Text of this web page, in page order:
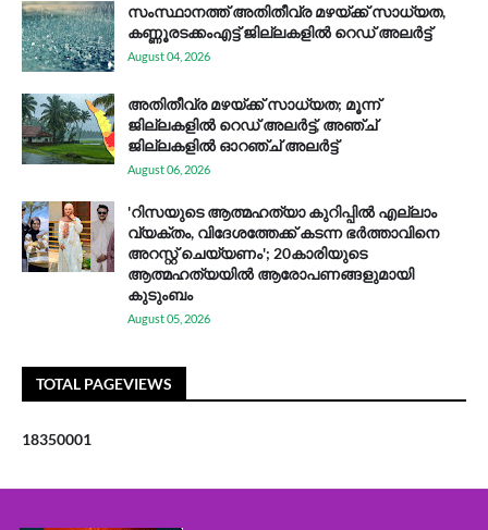
സം​സ്ഥാ​ന​ത്ത് അ​തി​തീ​വ്ര മ​ഴ​യ്ക്ക് സാ​ധ്യ​ത,
കണ്ണൂരടക്കംഎ​ട്ട് ജി​ല്ല​ക​ളി​ൽ റെ​ഡ് അ​ലർ​ട്ട്
August 04, 2026
അതിതീവ്ര മഴയ്ക്ക് സാധ്യത; മൂന്ന്
ജില്ലകളിൽ റെഡ് അലർട്ട്, അഞ്ച്
ജില്ലകളിൽ ഓറഞ്ച് അലർട്ട്
August 06, 2026
'റിസയുടെ ആത്മഹത്യാ കുറിപ്പിൽ എല്ലാം
വ്യക്തം, വിദേശത്തേക്ക് കടന്ന ഭർത്താവിനെ
അറസ്റ്റ് ചെയ്യണം'; 20കാരിയുടെ
ആത്മഹത്യയിൽ ആരോപണങ്ങളുമായി
കുടുംബം
August 05, 2026
TOTAL PAGEVIEWS
18350001